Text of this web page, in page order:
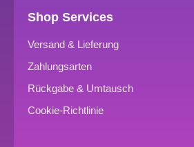
Shop Services
Versand & Lieferung
Zahlungsarten
Rückgabe & Umtausch
Cookie-Richtlinie